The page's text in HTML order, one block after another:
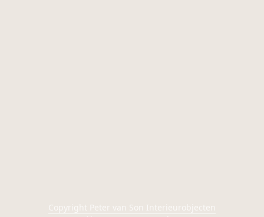
Copyright Peter van Son Interieurobjecten